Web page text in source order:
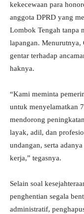
kekecewaan para
anggota DPRD yang
Lombok Tengah tanpa
lapangan. Menurutnya,
gentar terhadap
haknya.
“Kami meminta
untuk menyelamatkan
mendorong
layak, adil, dan
undangan, serta
kerja,” tegasnya.
Selain soal
penghentian segala
administratif,